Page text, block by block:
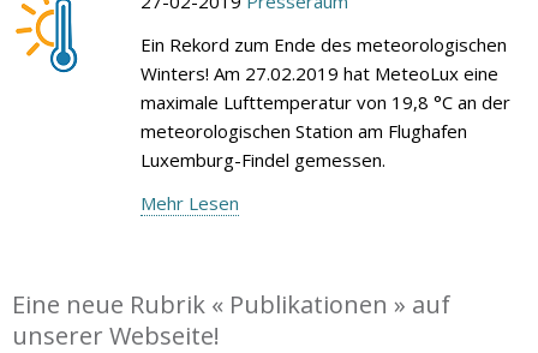
Ein Rekord zum Ende des meteorologischen
Winters! Am 27.02.2019 hat MeteoLux eine
maximale Lufttemperatur von 19,8 °C an der
meteorologischen Station am Flughafen
Luxemburg-Findel gemessen.
Mehr Lesen
Eine neue Rubrik « Publikationen » auf
unserer Webseite!